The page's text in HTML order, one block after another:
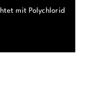
mit Polychlorid